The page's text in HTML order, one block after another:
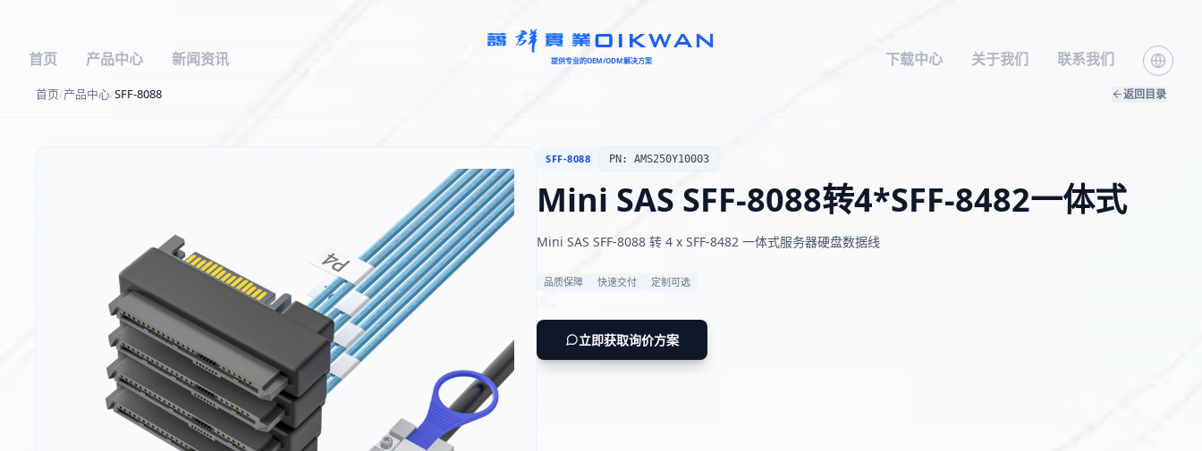
首页 产品中心 新闻资讯
OIKWAN
提供专业的OEM/ODM解决方案 下载中心 关于我们 联系我们
首页/产品中心/SFF-8088 返回目录
SFF-8088 PN: AMS250Y10003
Mini SAS SFF-8088转4*SFF-8482一体式
Mini SAS SFF-8088 转 4 x SFF-8482 一体式服务器硬盘数据线
品质保障 快速交付 定制可选
立即获取询价方案